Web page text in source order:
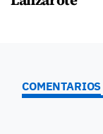
COMENTARIOS